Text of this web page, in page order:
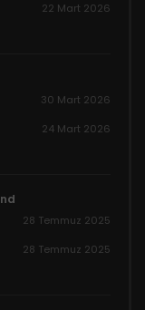
22 Mart 2026
30 Mart 2026
24 Mart 2026
28 Temmuz 2025
28 Temmuz 2025